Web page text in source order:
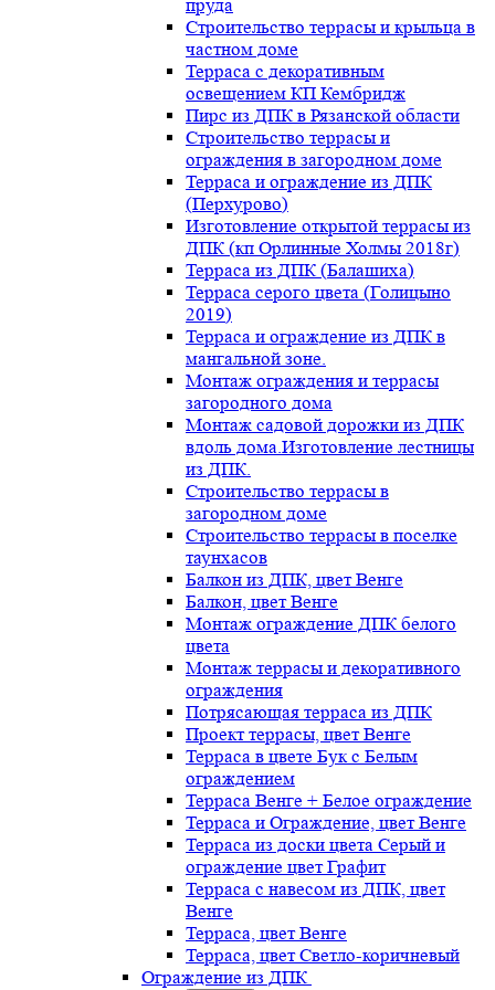
пруда
Строительство террасы и крыльца в
частном доме
Терраса с декоративным
освещением КП Кембридж
Пирс из ДПК в Рязанской области
Строительство террасы и
ограждения в загородном доме
Терраса и ограждение из ДПК
(Перхурово)
Изготовление открытой террасы из
ДПК (кп Орлинные Холмы 2018г)
Терраса из ДПК (Балашиха)
Терраса серого цвета (Голицыно
2019)
Терраса и ограждение из ДПК в
мангальной зоне.
Монтаж ограждения и террасы
загородного дома
Монтаж садовой дорожки из ДПК
вдоль дома.Изготовление лестницы
из ДПК.
Строительство террасы в
загородном доме
Строительство террасы в поселке
таунхасов
Балкон из ДПК, цвет Венге
Балкон, цвет Венге
Монтаж ограждение ДПК белого
цвета
Монтаж террасы и декоративного
ограждения
Потрясающая терраса из ДПК
Проект террасы, цвет Венге
Терраса в цвете Бук с Белым
ограждением
Терраса Венге + Белое ограждение
Терраса и Ограждение, цвет Венге
Терраса из доски цвета Серый и
ограждение цвет Графит
Терраса с навесом из ДПК, цвет
Венге
Терраса, цвет Венге
Терраса, цвет Светло-коричневый
Ограждение из ДПК